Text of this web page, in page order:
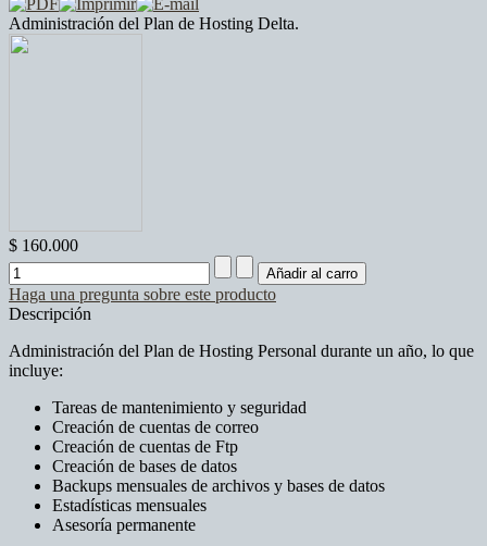
Administración del Plan de Hosting Delta.
$ 160.000
Haga una pregunta sobre este producto
Descripción
Administración del Plan de Hosting Personal durante un año, lo que
incluye:
Tareas de mantenimiento y seguridad
Creación de cuentas de correo
Creación de cuentas de Ftp
Creación de bases de datos
Backups mensuales de archivos y bases de datos
Estadísticas mensuales
Asesoría permanente